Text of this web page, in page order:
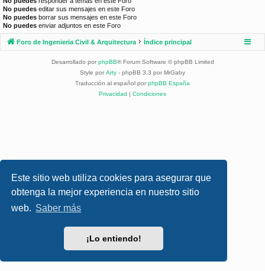
Este sitio web utiliza cookies para asegurar que
obtenga la mejor experiencia en nuestro sitio
web. Saber más
¡Lo entiendo!
No puedes editar sus mensajes en este Foro
No puedes borrar sus mensajes en este Foro
No puedes enviar adjuntos en este Foro
Foro de Ingenieria Civil & Arquitectura Índice principal
Desarrollado por phpBB® Forum Software © phpBB Limited
Style por Arty - phpBB 3.3 por MrGaby
Traducción al español por phpBB España
Privacidad | Condiciones